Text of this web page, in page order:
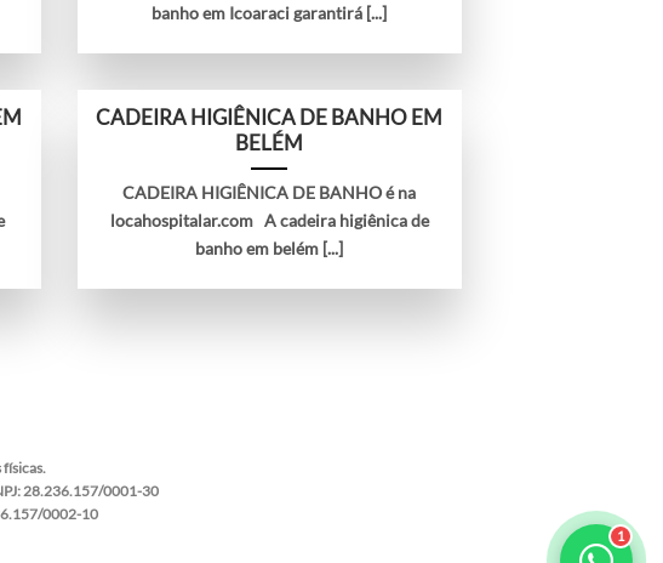
banho em Icoaraci garantirá [...]
CADEIRA HIGIÊNICA DE BANHO EM
BELÉM
CADEIRA HIGIÊNICA DE BANHO é na
locahospitalar.com A cadeira higiênica de
banho em belém [...]
físicas.
28.236.157/0001-30
0002-10